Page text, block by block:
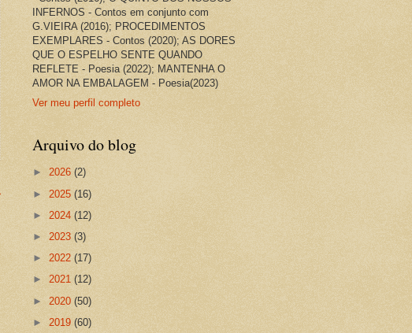
INFERNOS - Contos em conjunto com
G.VIEIRA (2016); PROCEDIMENTOS
EXEMPLARES - Contos (2020); AS DORES
QUE O ESPELHO SENTE QUANDO
REFLETE - Poesia (2022); MANTENHA O
AMOR NA EMBALAGEM - Poesia(2023)
Ver meu perfil completo
Arquivo do blog
► 2026 (2)
► 2025 (16)
► 2024 (12)
► 2023 (3)
► 2022 (17)
► 2021 (12)
► 2020 (50)
► 2019 (60)